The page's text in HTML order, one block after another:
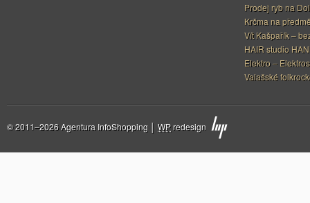
Prodej ryb na
Krčma na
Vít Kašpařík –
HAIR studio
Elektro –
Valašské
© 2011–2026 Agentura InfoShopping │ WPredesign